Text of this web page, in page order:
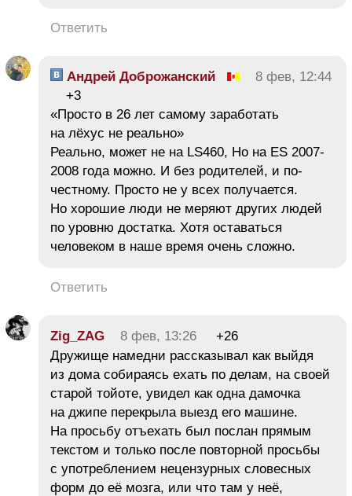
Ответить
Андрей Доброжанский
8 фев, 12:44
+3
«Просто в 26 лет самому заработать
на лёхус не реально»
Реально, может не на LS460, Но на ES 2007-
2008 года можно. И без родителей, и по-
честному. Просто не у всех получается.
Но хорошие люди не меряют других людей
по уровню достатка. Хотя оставаться
человеком в наше время очень сложно.
Ответить
Zig_ZAG 8 фев, 13:26
+26
Дружище намедни рассказывал как выйдя
из дома собираясь ехать по делам, на своей
старой тойоте, увидел как одна дамочка
на джипе перекрыла выезд его машине.
На просьбу отъехать был послан прямым
текстом и только после повторной просьбы
с употреблением нецензурных словесных
форм до её мозга, или что там у неё,